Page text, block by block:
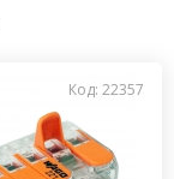
Код: 22357